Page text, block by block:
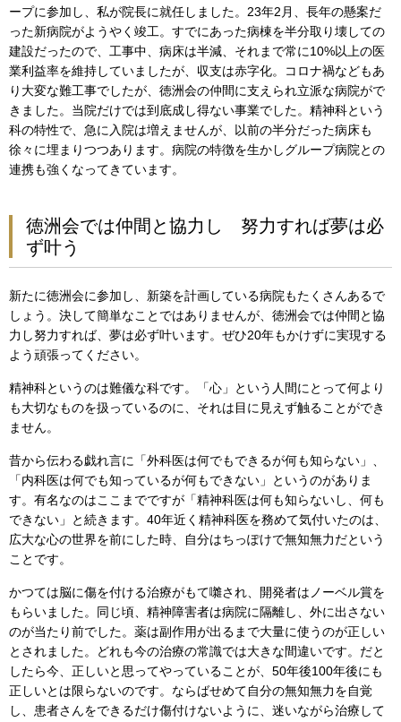
ープに参加し、私が院長に就任しました。23年2月、長年の懸案だ
った新病院がようやく竣工。すでにあった病棟を半分取り壊しての
建設だったので、工事中、病床は半減、それまで常に10%以上の医
業利益率を維持していましたが、収支は赤字化。コロナ禍などもあ
り大変な難工事でしたが、徳洲会の仲間に支えられ立派な病院がで
きました。当院だけでは到底成し得ない事業でした。精神科という
科の特性で、急に入院は増えませんが、以前の半分だった病床も
徐々に埋まりつつあります。病院の特徴を生かしグループ病院との
連携も強くなってきています。
徳洲会では仲間と協力し 努力すれば夢は必
ず叶う
新たに徳洲会に参加し、新築を計画している病院もたくさんあるで
しょう。決して簡単なことではありませんが、徳洲会では仲間と協
力し努力すれば、夢は必ず叶います。ぜひ20年もかけずに実現する
よう頑張ってください。
精神科というのは難儀な科です。「心」という人間にとって何より
も大切なものを扱っているのに、それは目に見えず触ることができ
ません。
昔から伝わる戯れ言に「外科医は何でもできるが何も知らない」、
「内科医は何でも知っているが何もできない」というのがありま
す。有名なのはここまでですが「精神科医は何も知らないし、何も
できない」と続きます。40年近く精神科医を務めて気付いたのは、
広大な心の世界を前にした時、自分はちっぽけで無知無力だという
ことです。
かつては脳に傷を付ける治療がもて囃され、開発者はノーベル賞を
もらいました。同じ頃、精神障害者は病院に隔離し、外に出さない
のが当たり前でした。薬は副作用が出るまで大量に使うのが正しい
とされました。どれも今の治療の常識では大きな間違いです。だと
したら今、正しいと思ってやっていることが、50年後100年後にも
正しいとは限らないのです。ならばせめて自分の無知無力を自覚
し、患者さんをできるだけ傷付けないように、迷いながら治療して